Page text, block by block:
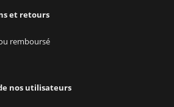
et retours
remboursé
nos utilisateurs